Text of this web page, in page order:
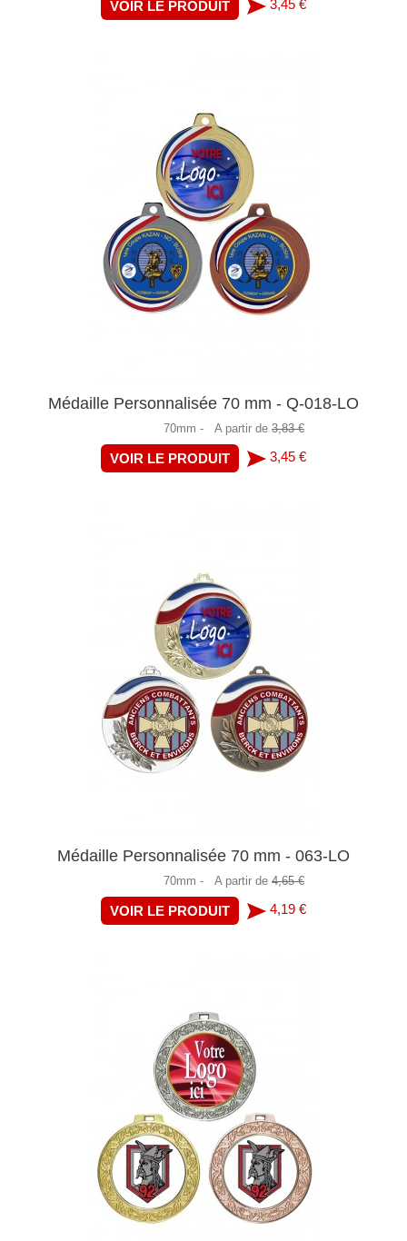
VOIR LE PRODUIT 3,45 €
Médaille Personnalisée 70 mm - Q-018-LO
70mm - A partir de 3,83 €
VOIR LE PRODUIT 3,45 €
Médaille Personnalisée 70 mm - 063-LO
70mm - A partir de 4,65 €
VOIR LE PRODUIT 4,19 €